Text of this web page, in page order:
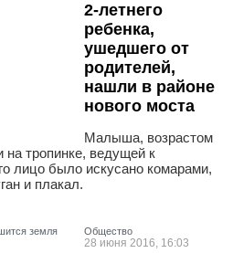
2-летнего
ребенка,
ушедшего от
родителей,
нашли в районе
нового моста
Малыша, возрастом
на тропинке, ведущей к
лицо было искусано комарами,
и плакал.
Общество
28 июня 2016, 16:03